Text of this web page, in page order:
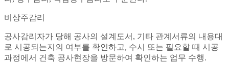
비상주감리
공사감리자가 당해 공사의 설계도서, 기타 관계서류의 내용대
로 시공되는지의 여부를 확인하고, 수시 또는 필요할 때 시공
과정에서 건축 공사현장을 방문하여 확인하는 업무 수행.